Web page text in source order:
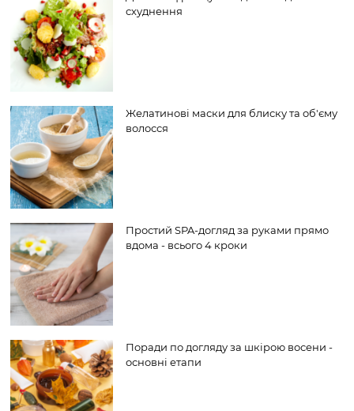
схуднення
Желатинові маски для блиску та об'єму
волосся
Простий SPA-догляд за руками прямо
вдома - всього 4 кроки
Поради по догляду за шкірою восени -
основні етапи